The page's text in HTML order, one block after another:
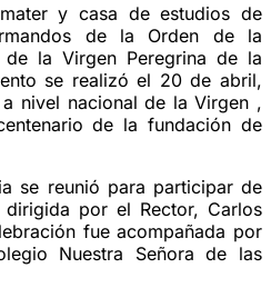
y casa de estudios de
de la Orden de la
la Virgen Peregrina de la
se realizó el 20 de abril,
nivel nacional de la Virgen ,
de la fundación de
se reunió para participar de
por el Rector, Carlos
fue acompañada por
Nuestra Señora de las